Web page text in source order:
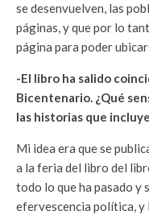
se desenvuelven, las
páginas, y que por lo
página para poder
-El libro ha salido
Bicentenario. ¿Qué
las historias que
Mi idea era que se
a la feria del libro del
todo lo que ha pasado y
efervescencia política, y